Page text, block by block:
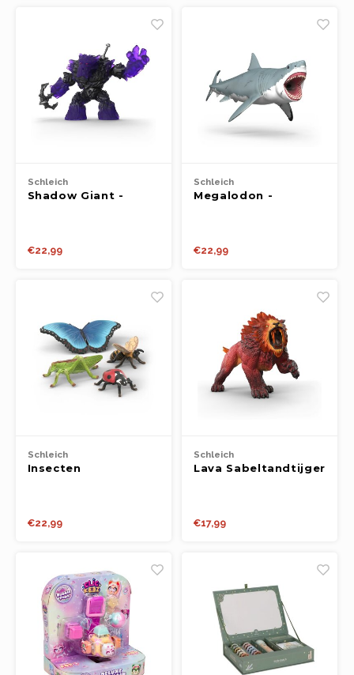
Schleich
Shadow Giant -
€22,99
Schleich
Megalodon -
€22,99
Schleich
Insecten
€22,99
Schleich
Lava Sabeltandtijger
€17,99